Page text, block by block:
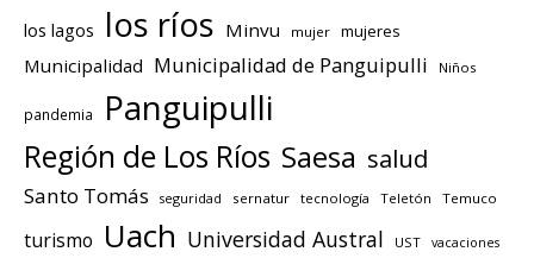
los lagos los ríos Minvu mujer mujeres
Municipalidad Municipalidad de Panguipulli Niños
pandemia Panguipulli
Región de Los Ríos Saesa salud
Santo Tomás seguridad sernatur tecnología Teletón Temuco
turismo Uach Universidad Austral UST vacaciones